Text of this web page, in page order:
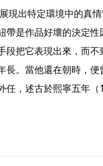
是作品好壞的決定
把它表現出來，而不
長。當他還在朝時，
，述古於熙寧五年（